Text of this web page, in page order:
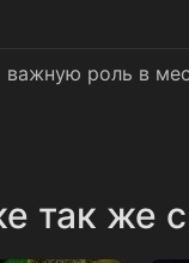
роль в
так же